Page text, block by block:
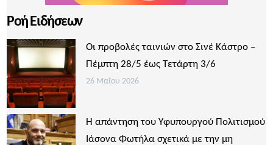
Ροή Ειδήσεων
Οι προβολές ταινιών στο Σινέ Κάστρο –
Πέμπτη 28/5 έως Τετάρτη 3/6
26 Μαΐου 2026
Η απάντηση του Υφυπουργού Πολιτισμού
Ιάσονα Φωτήλα σχετικά με την μη